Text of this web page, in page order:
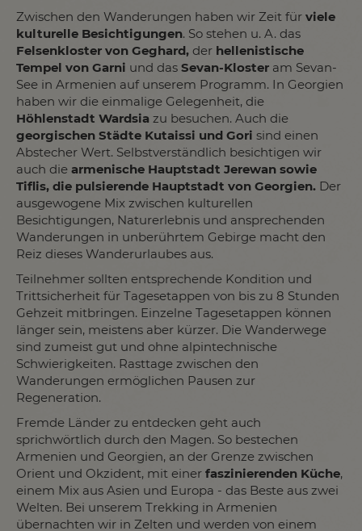
Zwischen den Wanderungen haben wir Zeit für viele
kulturelle Besichtigungen. So stehen u. A. das
Felsenkloster von Geghard, der hellenistische
Tempel von Garni und das Sevan-Kloster am Sevan-
See in Armenien auf unserem Programm. In Georgien
haben wir die einmalige Gelegenheit, die
Höhlenstadt Wardsia zu besuchen. Auch die
georgischen Städte Kutaissi und Gori sind einen
Abstecher Wert. Selbstverständlich besichtigen wir
auch die armenische Hauptstadt Jerewan sowie
Tiflis, die pulsierende Hauptstadt von Georgien. Der
ausgewogene Mix zwischen kulturellen
Besichtigungen, Naturerlebnis und ansprechenden
Wanderungen in unberührtem Gebirge macht den
Reiz dieses Wanderurlaubes aus.
Teilnehmer sollten entsprechende Kondition und
Trittsicherheit für Tagesetappen von bis zu 8 Stunden
Gehzeit mitbringen. Einzelne Tagesetappen können
länger sein, meistens aber kürzer. Die Wanderwege
sind zumeist gut und ohne alpintechnische
Schwierigkeiten. Rasttage zwischen den
Wanderungen ermöglichen Pausen zur
Regeneration.
Fremde Länder zu entdecken geht auch
sprichwörtlich durch den Magen. So bestechen
Armenien und Georgien, an der Grenze zwischen
Orient und Okzident, mit einer faszinierenden Küche,
einem Mix aus Asien und Europa - das Beste aus zwei
Welten. Bei unserem Trekking in Armenien
übernachten wir in Zelten und werden von einem